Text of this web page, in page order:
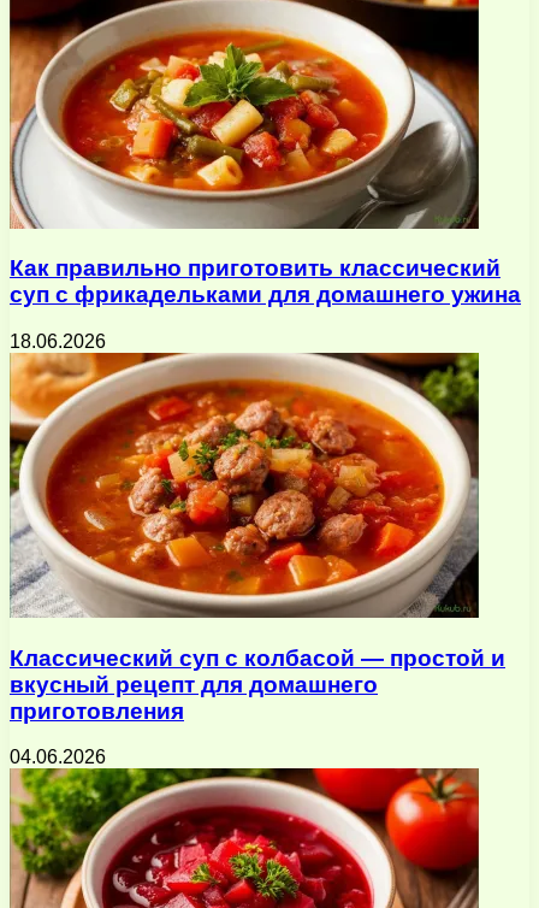
Как правильно приготовить классический
суп с фрикадельками для домашнего ужина
18.06.2026
Классический суп с колбасой — простой и
вкусный рецепт для домашнего
приготовления
04.06.2026